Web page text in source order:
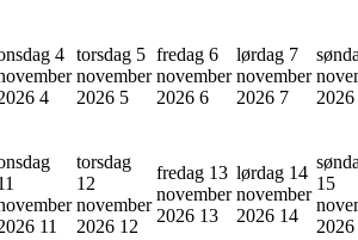
4
4
torsdag 5
november
2026 5
fredag 6
november
2026 6
lørdag 7
november
2026 7
2026
11
torsdag
12
november
2026 12
fredag 13
november
2026 13
lørdag 14
november
2026 14
15
2026